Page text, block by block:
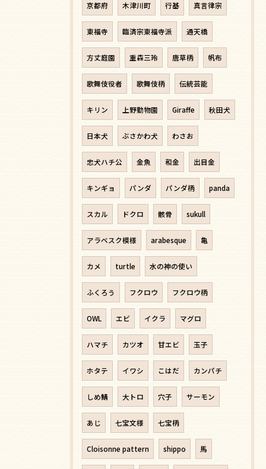
京都府 木津川町 行基 真言律宗
東福寺 臨済宗東福寺派 通天橋
方丈庭園 重森三玲 唐草柄 帆布
歌舞伎役者 歌舞伎柄 伝統芸能
キリン 上野動物園 Giraffe 秋田犬
日本犬 ぶさかわ犬 わさお
忠犬ハチ公 金魚 和金 出目金
キンギョ パンダ パンダ柄 panda
スカル ドクロ 骸骨 sukull
アラベスク模様 arabesque 亀
カメ turtle 水の神の使い
ふくろう フクロウ フクロウ柄
OWL エビ イクラ マグロ
ハマチ カツオ 甘エビ 玉子
ホタテ イワシ こはだ カンパチ
しめ鯖 大トロ 穴子 サーモン
あじ 七宝文様 七宝柄
Cloisonne pattern shippo 馬